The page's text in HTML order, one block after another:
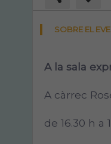
SOBRE EL
A la sala
A càrrec
de 16.30 h a